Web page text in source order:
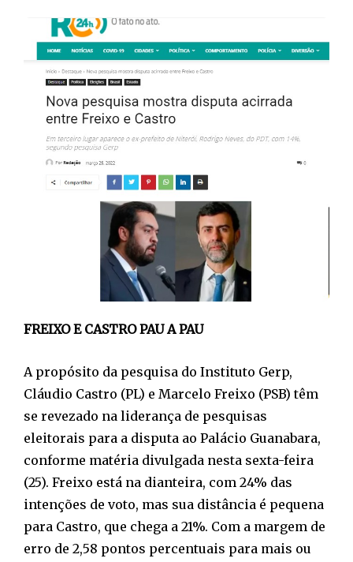
FREIXO E CASTRO PAU A PAU
A propósito da pesquisa do Instituto Gerp,
Cláudio Castro (PL) e Marcelo Freixo (PSB) têm
se revezado na liderança de pesquisas
eleitorais para a disputa ao Palácio Guanabara,
conforme matéria divulgada nesta sexta-feira
(25). Freixo está na dianteira, com 24% das
intenções de voto, mas sua distância é pequena
para Castro, que chega a 21%. Com a margem de
erro de 2,58 pontos percentuais para mais ou